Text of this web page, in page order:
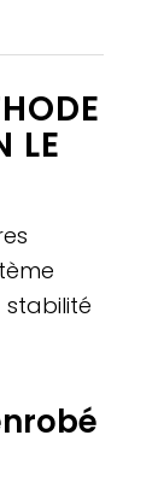
LE
stabilité